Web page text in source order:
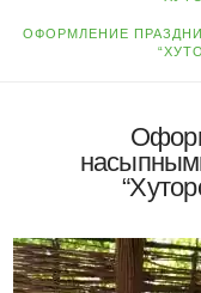
ОФОРМЛЕНИЕ